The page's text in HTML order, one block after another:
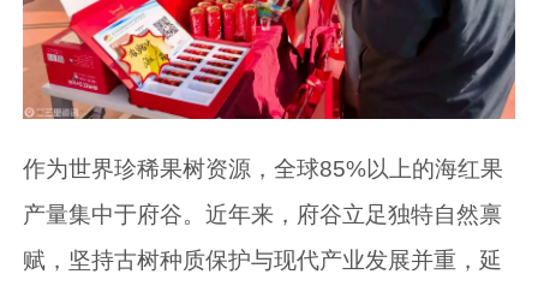
作为世界珍稀果树资源，全球85%以上的海红果
产量集中于府谷。近年来，府谷立足独特自然禀
赋，坚持古树种质保护与现代产业发展并重，延